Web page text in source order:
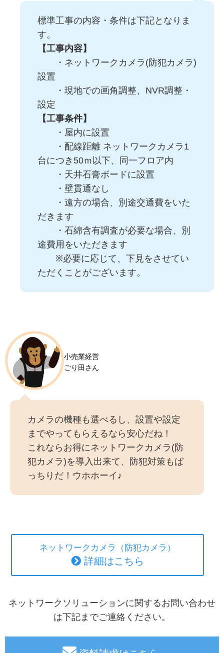
標準工事の内容・条件は下記となりま
す。
【工事内容】
・ネットワークカメラ(防犯カメラ)
設置
・現地での画角調整、NVR調整・
設定
【工事条件】
・屋内に設置
・配線距離 ネットワークカメラ1
台につき50ｍ以下、同一フロア内
・天井石膏ボードに設置
・壁貫通なし
・遠方の場合、別途交通費をいた
だきます
・石綿含有調査が必要な場合、別
途費用をいただきます
※必要に応じて、下見をさせてい
ただくことがございます。
小売業経営
ごり田さん
カメラの機種も選べるし、設置や設定
までやってもらえるなら安心だね！
これならお得にネットワークカメラ(防
犯カメラ)を導入出来て、防犯対策もば
っちりだ！ウホホーイ♪
ネットワークカメラ（防犯カメラ）
詳細はこちら
ネットワークソリューションに関するお問い合わせ
は下記までご連絡ください。